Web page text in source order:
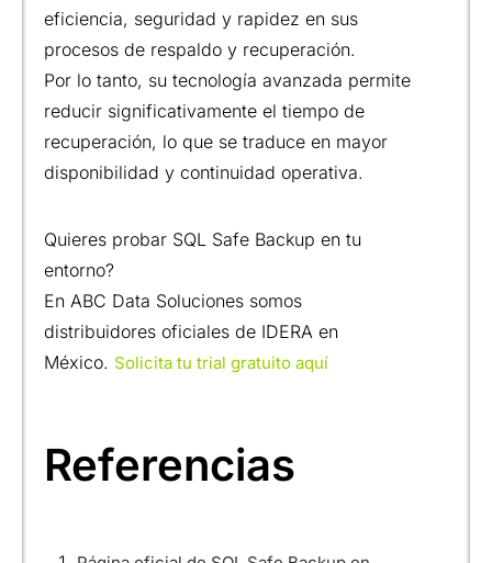
eficiencia, seguridad y rapidez en sus
procesos de respaldo y recuperación.
Por lo tanto, su tecnología avanzada permite
reducir significativamente el tiempo de
recuperación, lo que se traduce en mayor
disponibilidad y continuidad operativa.
Quieres probar SQL Safe Backup en tu
entorno?
En ABC Data Soluciones somos
distribuidores oficiales de IDERA en
México. Solicita tu trial gratuito aquí
Referencias